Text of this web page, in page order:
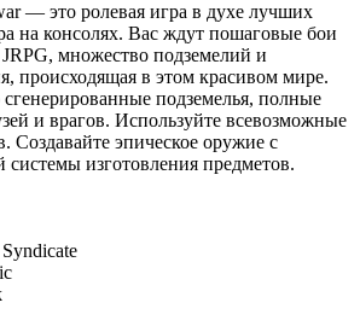
— это ролевая игра в духе лучших
на консолях. Вас ждут пошаговые бои
множество подземелий и
происходящая в этом красивом мире.
подземелья, полные
и врагов. Используйте всевозможные
Создавайте эпическое оружие с
изготовления предметов.